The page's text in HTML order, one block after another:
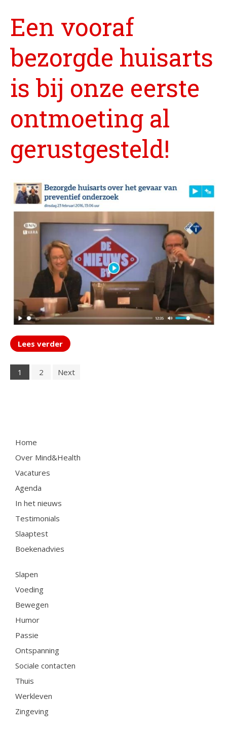
Een vooraf
bezorgde huisarts
is bij onze eerste
ontmoeting al
gerustgesteld!
Lees verder
1 2 Next
Home
Over Mind&Health
Vacatures
Agenda
In het nieuws
Testimonials
Slaaptest
Boekenadvies
Slapen
Voeding
Bewegen
Humor
Passie
Ontspanning
Sociale contacten
Thuis
Werkleven
Zingeving